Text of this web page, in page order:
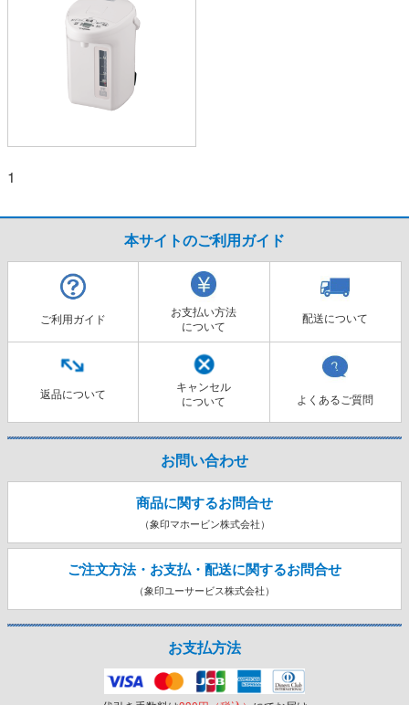
1
本サイトのご利用ガイド
ご利用ガイド
お支払い方法
について
配送について
返品について
キャンセル
について
よくあるご質問
お問い合わせ
商品に関するお問合せ
（象印マホービン株式会社）
ご注文方法・お支払・配送に関するお問合せ
（象印ユーサービス株式会社）
お支払方法